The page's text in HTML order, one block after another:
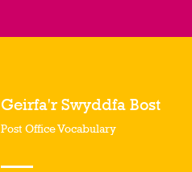
Geirfa'r Swyddfa Bost
Post Office Vocabulary